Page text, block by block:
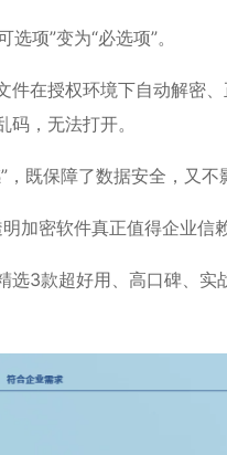
选项”变为“必选项”。
件在授权环境下自动解密
，无法打开。
，既保障了数据安全，又不
加密软件真正值得企业信
选3款超好用、高口碑、